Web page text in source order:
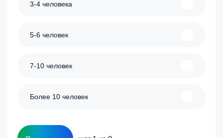
3-4 человека
5-6 человек
7-10 человек
Более 10 человек